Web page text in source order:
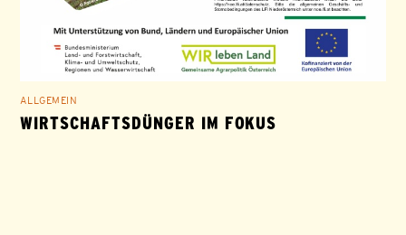
ALLGEMEIN
WIRTSCHAFTSDÜNGER IM FOKUS